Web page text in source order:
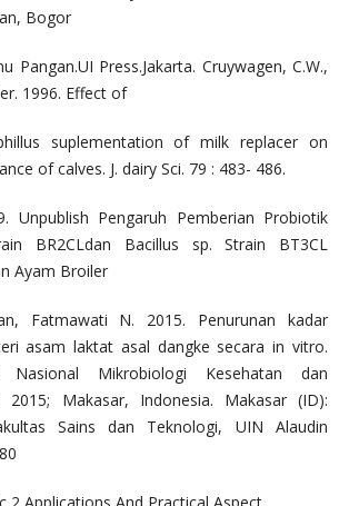
Bogor
Pangan.UI Press.Jakarta. Cruywagen, C.W.,
1996. Effect of
suplementation of milk replacer on
of calves. J. dairy Sci. 79 : 483- 486.
Unpublish Pengaruh Pemberian Probiotik
BR2CLdan Bacillus sp. Strain BT3CL
Ayam Broiler
Fatmawati N. 2015. Penurunan kadar
asam laktat asal dangke secara in vitro.
Nasional Mikrobiologi Kesehatan dan
2015; Makasar, Indonesia. Makasar (ID):
Sains dan Teknologi, UIN Alaudin